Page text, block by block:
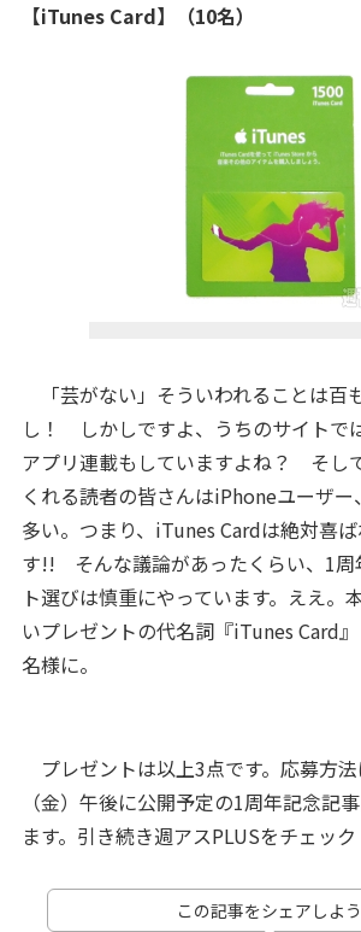
【iTunes Card】（10名）
「芸がない」そういわれることは百
し！ しかしですよ、うちのサイトで
アプリ連載もしていますよね？ そし
くれる読者の皆さんはiPhoneユーザ
多い。つまり、iTunes Cardは絶対喜
す!! そんな議論があったくらい、1周
ト選びは慎重にやっています。ええ。
いプレゼントの代名詞『iTunes Card
名様に。
プレゼントは以上3点です。応募方
（金）午後に公開予定の1周年記念記
ます。引き続き週アスPLUSをチェック
この記事をシェアしよう